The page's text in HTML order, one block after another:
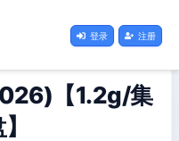
登录 注册
【1.2g/集